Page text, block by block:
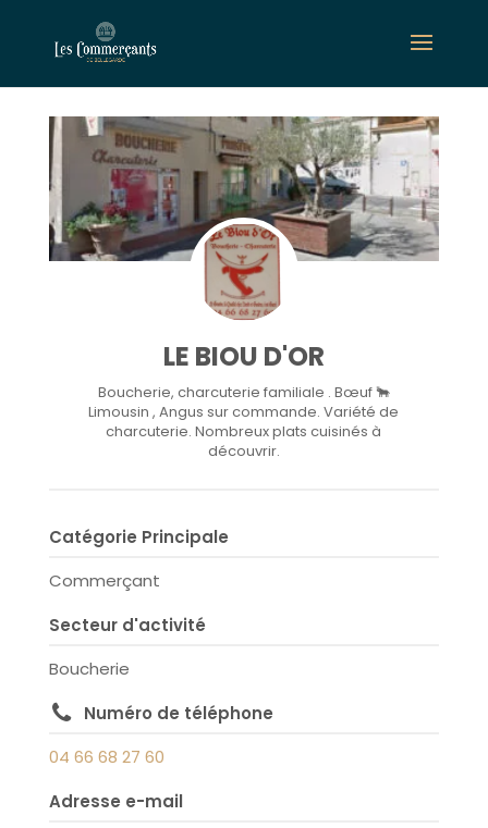
LE BIOU D'OR
Boucherie, charcuterie familiale . Bœuf 🐂
Limousin , Angus sur commande. Variété de
charcuterie. Nombreux plats cuisinés à
découvrir.
Catégorie Principale
Commerçant
Secteur d'activité
Boucherie
Numéro de téléphone
04 66 68 27 60
Adresse e-mail